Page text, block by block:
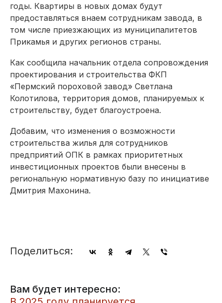
годы. Квартиры в новых домах будут
предоставляться внаем сотрудникам завода, в
том числе приезжающих из муниципалитетов
Прикамья и других регионов страны.
Как сообщила начальник отдела сопровождения
проектирования и строительства ФКП
«Пермский пороховой завод» Светлана
Колотилова, территория домов, планируемых к
строительству, будет благоустроена.
Добавим, что изменения о возможности
строительства жилья для сотрудников
предприятий ОПК в рамках приоритетных
инвестиционных проектов были внесены в
региональную нормативную базу по инициативе
Дмитрия Махонина.
Поделиться:
Вам будет интересно: